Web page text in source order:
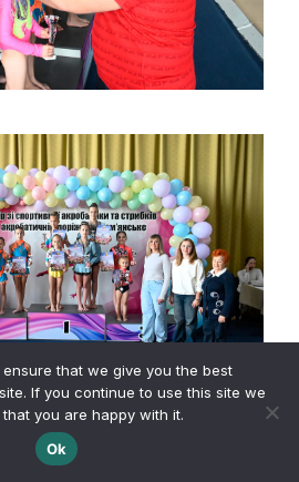
that we give you the best
If you continue to use this site we
you are happy with it.
Ok